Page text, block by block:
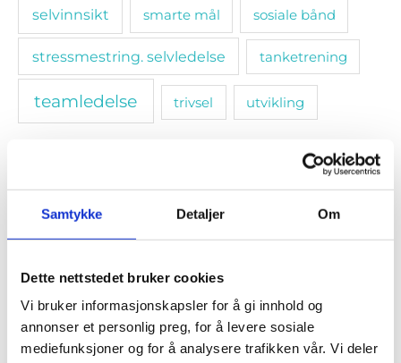
Samtykke Detaljer Om
Dette nettstedet bruker cookies
Vi bruker informasjonskapsler for å gi innhold og
annonser et personlig preg, for å levere sosiale
mediefunksjoner og for å analysere trafikken vår. Vi deler
selvinnsikt smarte mål sosiale bånd
stressmestring. selvledelse tanketrening
teamledelse trivsel utvikling